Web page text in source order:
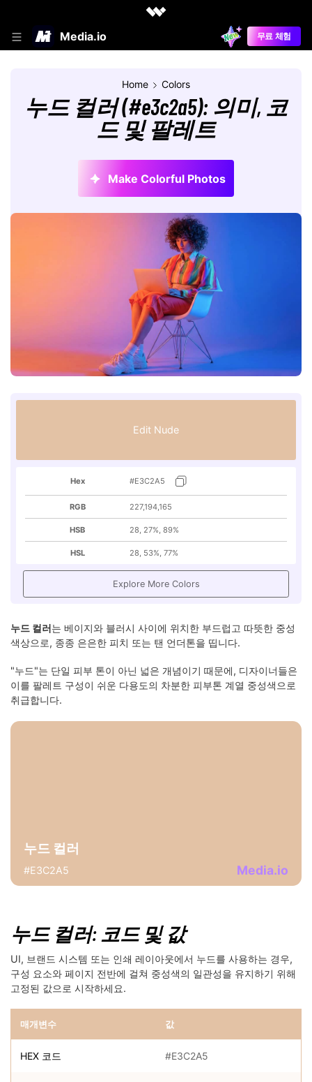
Media.io 무료 체험
Home Colors
누드 컬러 (#e3c2a5): 의미, 코
드 및 팔레트
Make Colorful Photos
누드 컬러는 베이지와 블러시 사이에 위치한 부드럽고 따뜻한 중성
색상으로, 종종 은은한 피치 또는 탠 언더톤을 띱니다.
"누드"는 단일 피부 톤이 아닌 넓은 개념이기 때문에, 디자이너들은
이를 팔레트 구성이 쉬운 다용도의 차분한 피부톤 계열 중성색으로
취급합니다.
Media.io
누드 컬러
#E3C2A5
누드 컬러: 코드 및 값
UI, 브랜드 시스템 또는 인쇄 레이아웃에서 누드를 사용하는 경우,
구성 요소와 페이지 전반에 걸쳐 중성색의 일관성을 유지하기 위해
고정된 값으로 시작하세요.
매개변수 값
HEX 코드 #E3C2A5
Edit Nude
Hex #E3C2A5
RGB 227,194,165
HSB 28, 27%, 89%
HSL 28, 53%, 77%
Explore More Colors